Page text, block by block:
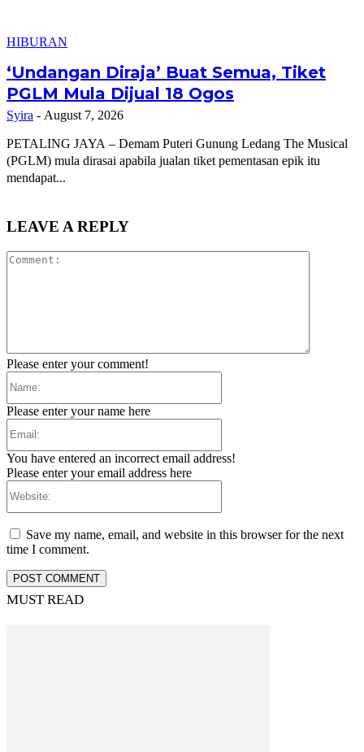
HIBURAN
‘Undangan Diraja’ Buat Semua, Tiket
PGLM Mula Dijual 18 Ogos
Syira - August 7, 2026
PETALING JAYA – Demam Puteri Gunung Ledang The Musical
(PGLM) mula dirasai apabila jualan tiket pementasan epik itu
mendapat...
LEAVE A REPLY
Please enter your comment!
Please enter your name here
You have entered an incorrect email address!
Please enter your email address here
Save my name, email, and website in this browser for the next
time I comment.
MUST READ